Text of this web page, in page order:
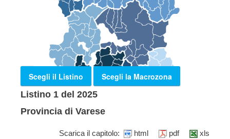
Scegli il Listino
Scegli la Macrozona
Listino 1 del 2025
Provincia di Varese
Scarica il capitolo: html pdf xls